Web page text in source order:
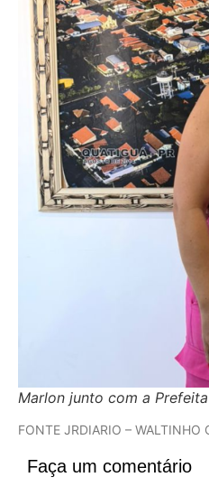
Marlon junto com a
FONTE JRDIARIO – WALTINHO
Faça um comentário